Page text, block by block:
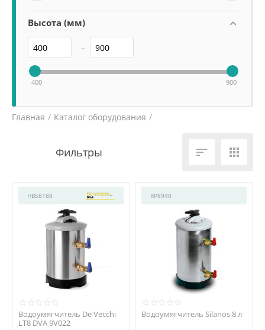
Высота (мм)
–
400 900
Главная / Каталог оборудования /
 
HB58188
Водоумягчитель De Vecchi
LT8 DVA 9V022
RP8940
Водоумягчитель Silanos 8 л